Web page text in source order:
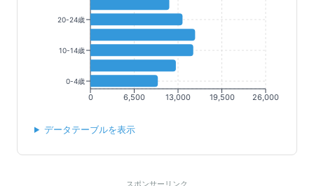
0 6,500 13,000 19,500 26,000
20-24歳
10-14歳
0-4歳
データテーブルを表示
スポンサーリンク